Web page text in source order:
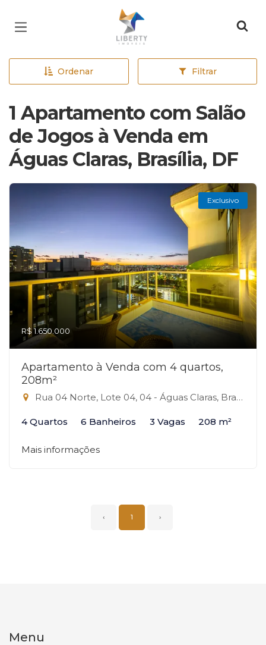
Página inicial
Ordenar Filtrar
1 Apartamento com Salão
de Jogos à Venda em
Águas Claras, Brasília, DF
Exclusivo
R$ 1.650.000
Apartamento à Venda com 4 quartos,
208m²
Rua 04 Norte, Lote 04, 04 - Águas Claras, Brasília-DF
4 Quartos 6 Banheiros 3 Vagas 208 m²
Mais informações
‹ 1 ›
Menu